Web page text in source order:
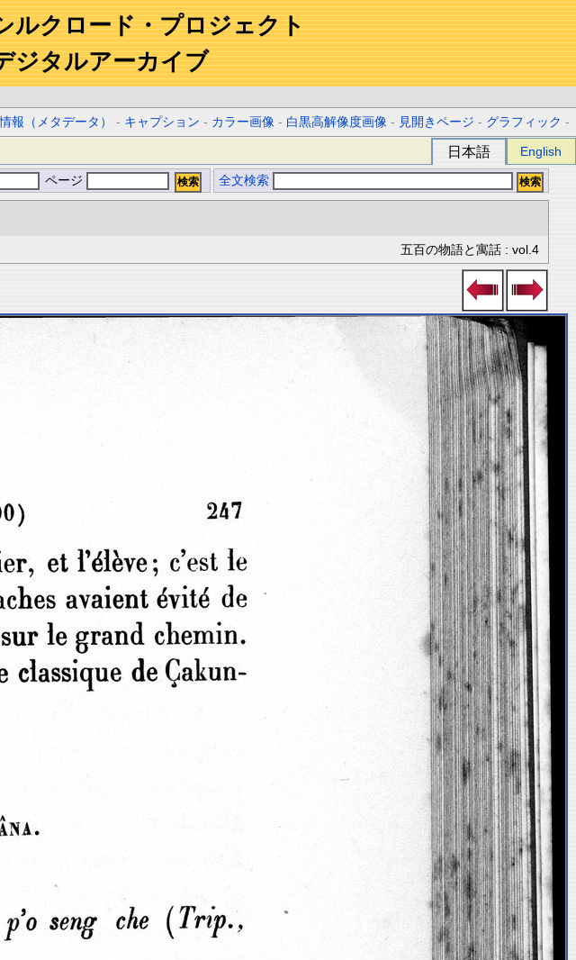
ルクロード・プロジェクト
ジタルアーカイブ
報（メタデータ） - キャプション - カラー画像 - 白黒高解像度画像 - 見開きページ - グラフィック -
日本語 English
ページ 全文検索
五百の物語と寓話 : vol.4